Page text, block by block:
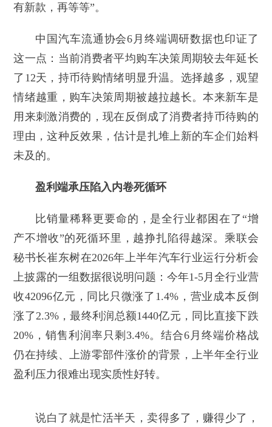
有新款，再等等”。
中国汽车流通协会6月终端调研数据也印证了
这一点：当前消费者平均购车决策周期较去年延长
了12天，持币待购情绪明显升温。选择越多，观望
情绪越重，购车决策周期被越拉越长。本来新车是
用来刺激消费的，现在反倒成了消费者持币待购的
理由，这种反效果，估计是扎堆上新的车企们始料
未及的。
盈利端承压陷入内卷死循环
比销量稀释更要命的，是全行业都困在了“增
产不增收”的死循环里，越挣扎陷得越深。乘联会
秘书长崔东树在2026年上半年汽车行业运行分析会
上披露的一组数据很说明问题：今年1-5月全行业营
收42096亿元，同比只微涨了1.4%，营业成本反倒
涨了2.3%，最终利润总额1440亿元，同比直接下跌
20%，销售利润率只剩3.4%。结合6月终端价格战
仍在持续、上游零部件涨价的背景，上半年全行业
盈利压力很难出现实质性好转。
说白了就是忙活半天，卖得多了，赚得少了，